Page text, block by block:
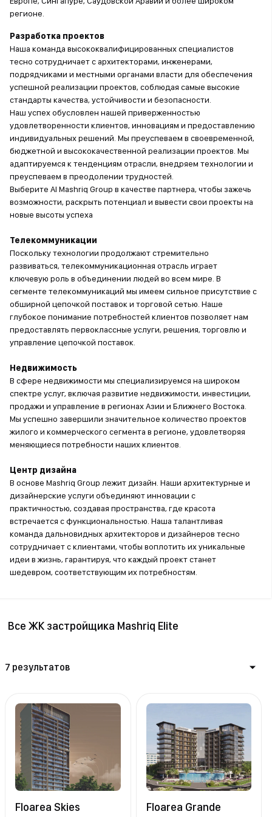
регионе.
Разработка проектов
Наша команда высококвалифицированных специалистов
тесно сотрудничает с архитекторами, инженерами,
подрядчиками и местными органами власти для обеспечения
успешной реализации проектов, соблюдая самые высокие
стандарты качества, устойчивости и безопасности.
Наш успех обусловлен нашей приверженностью
удовлетворенности клиентов, инновациям и предоставлению
индивидуальных решений. Мы преуспеваем в своевременной,
бюджетной и высококачественной реализации проектов. Мы
адаптируемся к тенденциям отрасли, внедряем технологии и
преуспеваем в преодолении трудностей.
Выберите Al Mashriq Group в качестве партнера, чтобы зажечь
возможности, раскрыть потенциал и вывести свои проекты на
новые высоты успеха
Телекоммуникации
Поскольку технологии продолжают стремительно
развиваться, телекоммуникационная отрасль играет
ключевую роль в объединении людей во всем мире. В
сегменте телекоммуникаций мы имеем сильное присутствие с
обширной цепочкой поставок и торговой сетью. Наше
глубокое понимание потребностей клиентов позволяет нам
предоставлять первоклассные услуги, решения, торговлю и
управление цепочкой поставок.
Недвижимость
В сфере недвижимости мы специализируемся на широком
спектре услуг, включая развитие недвижимости, инвестиции,
продажи и управление в регионах Азии и Ближнего Востока.
Мы успешно завершили значительное количество проектов
жилого и коммерческого сегмента в регионе, удовлетворяя
меняющиеся потребности наших клиентов.
Центр дизайна
В основе Mashriq Group лежит дизайн. Наши архитектурные и
дизайнерские услуги объединяют инновации с
практичностью, создавая пространства, где красота
встречается с функциональностью. Наша талантливая
команда дальновидных архитекторов и дизайнеров тесно
сотрудничает с клиентами, чтобы воплотить их уникальные
идеи в жизнь, гарантируя, что каждый проект станет
шедевром, соответствующим их потребностям.
Все ЖК застройщика Mashriq Elite
7 результатов
Floarea Skies Floarea Grande